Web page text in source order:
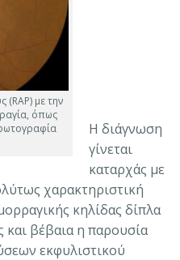
(RAP) με την
όπως
Η διάγνωση
γίνεται
καταρχάς με
χαρακτηριστική
κηλίδας δίπλα
και βέβαια η παρουσία
εκφυλιστικού